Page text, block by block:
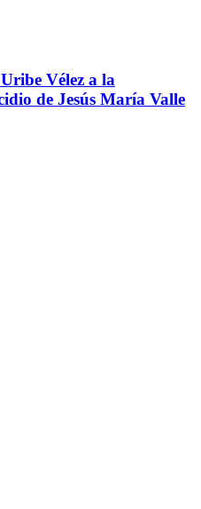
Vélez a la
de Jesús María Valle